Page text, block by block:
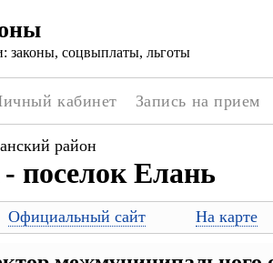
законы, соцвыплаты, льготы
кабинет Запись на прием
район
поселок Елань
Официальный сайт На карте